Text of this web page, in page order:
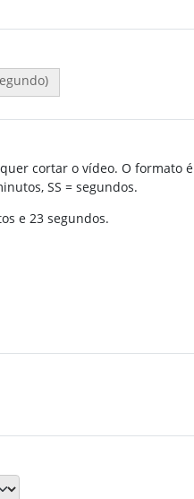
cortar o vídeo. O formato é
SS = segundos.
e 23 segundos.